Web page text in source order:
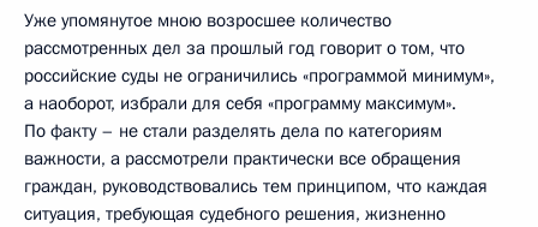
Уже упомянутое мною возросшее количество
рассмотренных дел за прошлый год говорит о том, что
российские суды не ограничились «программой минимум»,
а наоборот, избрали для себя «программу максимум».
По факту – не стали разделять дела по категориям
важности, а рассмотрели практически все обращения
граждан, руководствовались тем принципом, что каждая
ситуация, требующая судебного решения, жизненно